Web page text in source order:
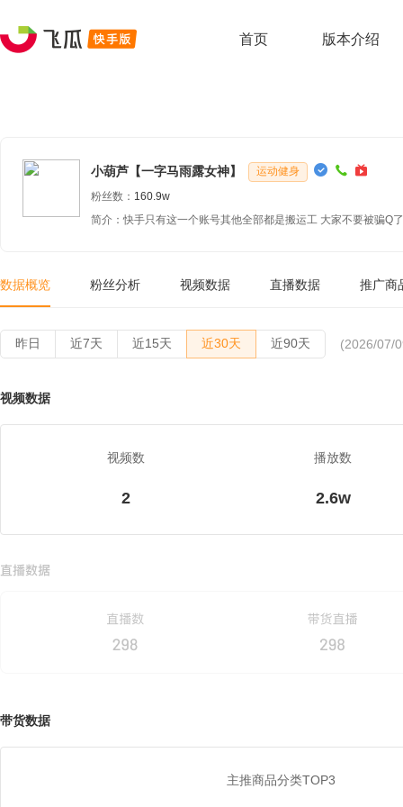
首页 版本介绍
小葫芦【一字马雨露女神】
运动健身
粉丝数： 160.9w
简介：快手只有这一个账号其他全部都是搬运工 大家不要被骗Q
数据概览 粉丝分析 视频数据 直播数据 推广商
昨日 近7天 近15天 近30天 近90天 (2026/07/
视频数据
视频数
2
播放数
2.6w
带货数据
主推商品分类TOP3